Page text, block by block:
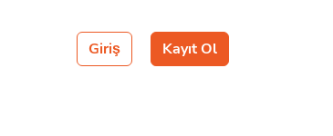
Giriş Kayıt Ol